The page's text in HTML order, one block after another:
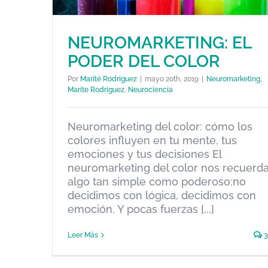
NEUROMARKETING: EL PODER
DEL COLOR
Neuromarketing Marite Rodriguez Neurociencia
NEUROMARKETING: EL
PODER DEL COLOR
Por Marité Rodriguez mayo 20th, 2019 Neuromarketing,
Marite Rodriguez, Neurociencia
Neuromarketing del color: cómo los
colores influyen en tu mente, tus
emociones y tus decisiones El
neuromarketing del color nos
algo tan simple como poderoso:no
decidimos con lógica, decidimos con
emoción. Y pocas fuerzas [...]
Leer Más